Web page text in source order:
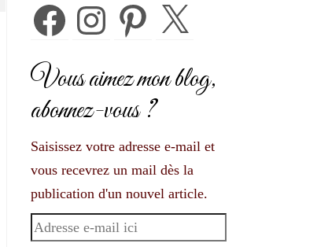
FacebookInstagramPinterest X
Vous aimez mon blog,
abonnez-vous ?
Saisissez votre adresse e-mail et
vous recevrez un mail dès la
publication d'un nouvel article.
Adresse